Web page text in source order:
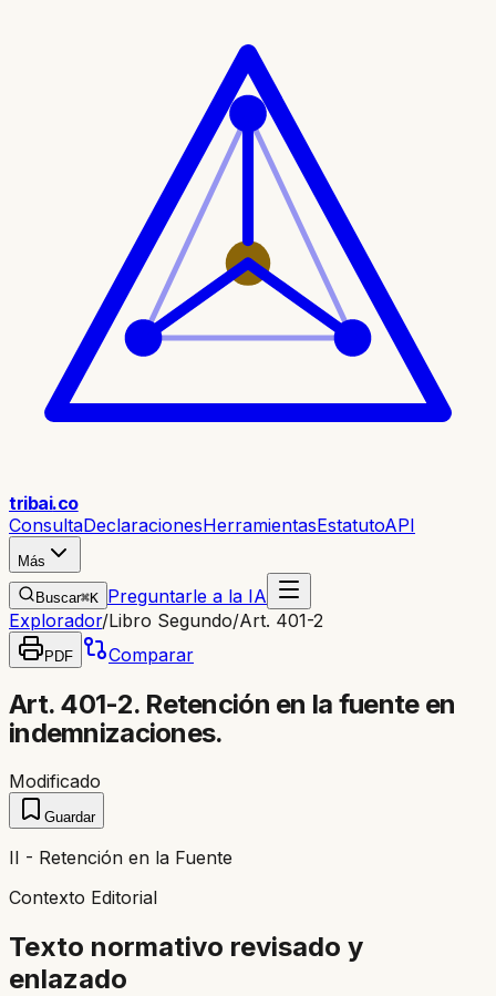
tribai.co
ConsultaDeclaracionesHerramientasEstatutoAPI
Más
Buscar⌘K Preguntarle a la IA
Explorador/Libro Segundo/Art. 401-2
PDF Comparar
Art. 401-2. Retención en la fuente en
indemnizaciones.
Modificado
Guardar
II - Retención en la Fuente
Contexto Editorial
Texto normativo revisado y
enlazado